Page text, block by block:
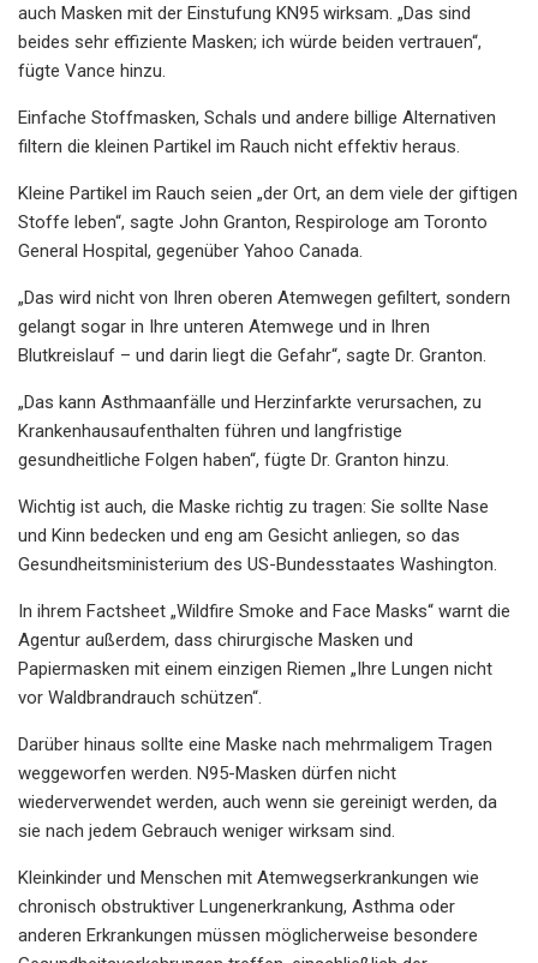
auch Masken mit der Einstufung KN95 wirksam. „Das sind
beides sehr effiziente Masken; ich würde beiden vertrauen“,
fügte Vance hinzu.
Einfache Stoffmasken, Schals und andere billige Alternativen
filtern die kleinen Partikel im Rauch nicht effektiv heraus.
Kleine Partikel im Rauch seien „der Ort, an dem viele der giftigen
Stoffe leben“, sagte John Granton, Respirologe am Toronto
General Hospital, gegenüber Yahoo Canada.
„Das wird nicht von Ihren oberen Atemwegen gefiltert, sondern
gelangt sogar in Ihre unteren Atemwege und in Ihren
Blutkreislauf – und darin liegt die Gefahr“, sagte Dr. Granton.
„Das kann Asthmaanfälle und Herzinfarkte verursachen, zu
Krankenhausaufenthalten führen und langfristige
gesundheitliche Folgen haben“, fügte Dr. Granton hinzu.
Wichtig ist auch, die Maske richtig zu tragen: Sie sollte Nase
und Kinn bedecken und eng am Gesicht anliegen, so das
Gesundheitsministerium des US-Bundesstaates Washington.
In ihrem Factsheet „Wildfire Smoke and Face Masks“ warnt die
Agentur außerdem, dass chirurgische Masken und
Papiermasken mit einem einzigen Riemen „Ihre Lungen nicht
vor Waldbrandrauch schützen“.
Darüber hinaus sollte eine Maske nach mehrmaligem Tragen
weggeworfen werden. N95-Masken dürfen nicht
wiederverwendet werden, auch wenn sie gereinigt werden, da
sie nach jedem Gebrauch weniger wirksam sind.
Kleinkinder und Menschen mit Atemwegserkrankungen wie
chronisch obstruktiver Lungenerkrankung, Asthma oder
anderen Erkrankungen müssen möglicherweise besondere